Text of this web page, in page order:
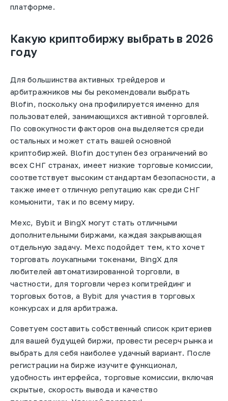
платформе.
Какую криптобиржу выбрать в 2026
году
Для большинства активных трейдеров и
арбитражников мы бы рекомендовали выбрать
Blofin, поскольку она профилируется именно для
пользователей, занимающихся активной торговлей.
По совокупности факторов она выделяется среди
остальных и может стать вашей основной
криптобиржей. Blofin доступен без ограничений во
всех СНГ странах, имеет низкие торговые комиссии,
соответствует высоким стандартам безопасности, а
также имеет отличную репутацию как среди СНГ
комьюнити, так и по всему миру.
Mexc, Bybit и BingX могут стать отличными
дополнительными биржами, каждая закрывающая
отдельную задачу. Mexc подойдет тем, кто хочет
торговать лоукапными токенами, BingX для
любителей автоматизированной торговли, в
частности, для торговли через копитрейдинг и
торговых ботов, а Bybit для участия в торговых
конкурсах и для арбитража.
Советуем составить собственный список критериев
для вашей будущей биржи, провести ресерч рынка и
выбрать для себя наиболее удачный вариант. После
регистрации на бирже изучите функционал,
удобность интерфейса, торговые комиссии, включая
скрытые, скорость вывода и качество